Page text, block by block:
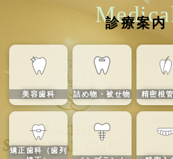
診療案内
美容歯科 詰め物・被せ物 精密根
矯正歯科（歯列